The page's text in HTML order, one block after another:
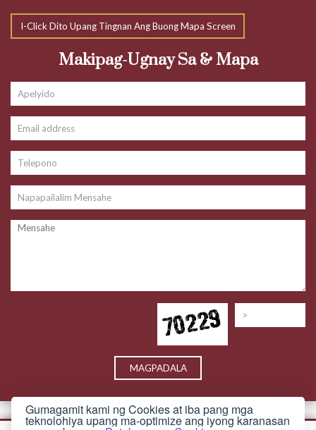
Gumagamit kami ng Cookies at iba pang mga
teknolohiya upang ma-optimize ang iyong karanasan
I-Click Dito Upang Tingnan Ang Buong Mapa Screen
Makipag-Ugnay Sa & Mapa